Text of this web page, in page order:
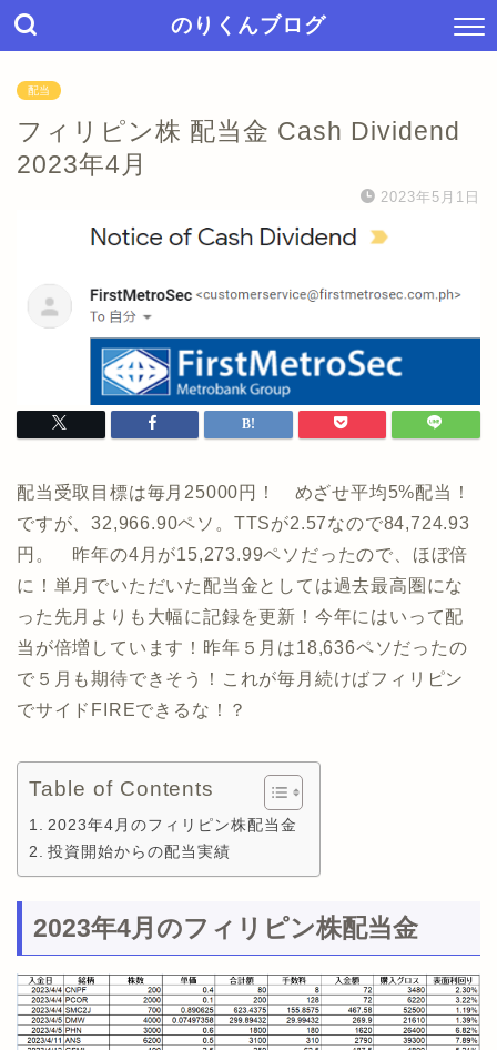
のりくんブログ
配当
フィリピン株 配当金 Cash Dividend
2023年4月
2023年5月1日
配当受取目標は毎月25000円！ めざせ平均5%配当！
ですが、32,966.90ペソ。TTSが2.57なので84,724.93
円。 昨年の4月が15,273.99ペソだったので、ほぼ倍
に！単月でいただいた配当金としては過去最高圏にな
った先月よりも大幅に記録を更新！今年にはいって配
当が倍増しています！昨年５月は18,636ペソだったの
で５月も期待できそう！これが毎月続けばフィリピン
でサイドFIREできるな！？
Table of Contents
2023年4月のフィリピン株配当金
投資開始からの配当実績
2023年4月のフィリピン株配当金